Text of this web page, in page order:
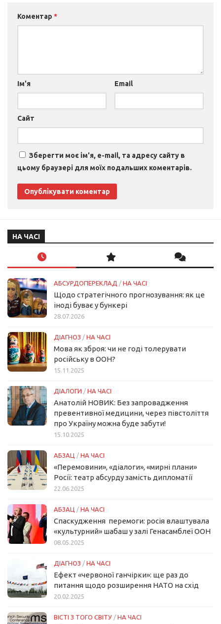
Коментар *
Ім'я Email
Сайт
Зберегти моє ім'я, e-mail, та адресу сайту в
цьому браузері для моїх подальших коментарів.
НА ЧАСІ
АБСУРДОПЕРЕКЛАД / НА ЧАСІ
Щодо стратегічного прогнозування: як це
іноді буває у бункері
28.07.2026
ДІАГНОЗ / НА ЧАСІ
Мова як зброя: чи не годі толерувати
російську в ООН?
15.11.2025
ДІАЛОГИ / НА ЧАСІ
Анатолій НОВИК: Без запровадження
превентивної медицини, через півстоліття
про Україну можна буде забути!
15.10.2025
АБЗАЦ / НА ЧАСІ
«Перемовини», «діалоги», «мирні плани»
Росії: театр абсурду замість дипломатії
22.06.2025
АБЗАЦ / НА ЧАСІ
Спаскудження перемоги: росія влаштувала
«культурний» шабаш у залі Генасамблеї ООН
08.05.2025
ДІАГНОЗ / НА ЧАСІ
Ефект «червоної ганчірки»: ще раз до
питання щодо розширення НАТО на схід
20.02.2025
ВІСТІ З ТОГО СВІТУ / НА ЧАСІ